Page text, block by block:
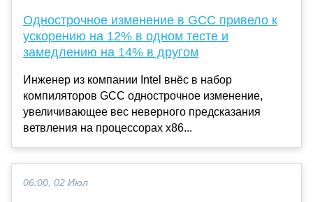
Однострочное изменение в GCC привело к
ускорению на 12% в одном тесте и
замедлению на 14% в другом
Инженер из компании Intel внёс в набор
компиляторов GCC однострочное изменение,
увеличивающее вес неверного предсказания
ветвления на процессорах x86...
06:00, 02 Июл